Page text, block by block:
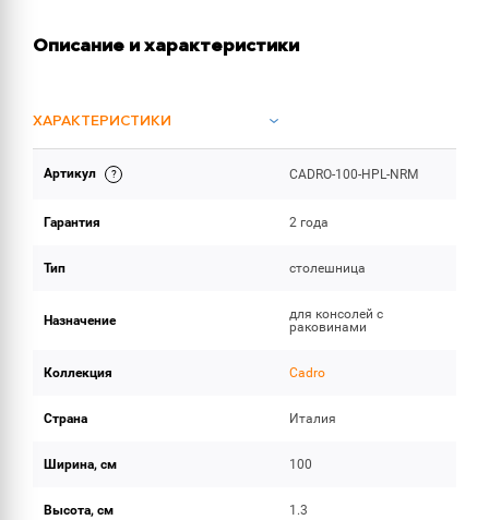
Описание и характеристики
ХАРАКТЕРИСТИКИ
ОБЪЕМ ПОСТАВКИ
Артикул CADRO-100-HPL-NRM
Гарантия 2 года
Тип столешница
Назначение
для консолей с
раковинами
Коллекция Cadro
Страна Италия
Ширина, см 100
Высота, см 1.3